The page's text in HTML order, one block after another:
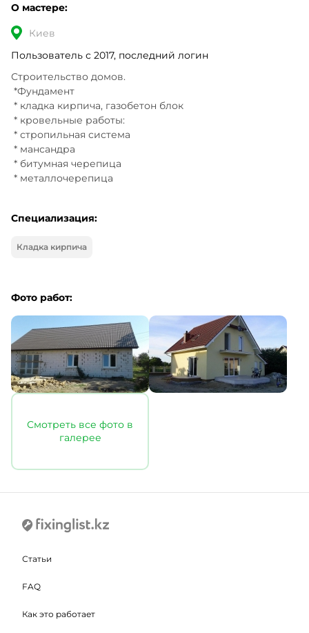
О мастере:
Киев
Пользователь с 2017, последний логин
Строительство домов.
* металлочерепица
Специализация:
Кладка кирпича
Фото работ:
Смотреть все фото в
галерее
Статьи
FAQ
Как это работает